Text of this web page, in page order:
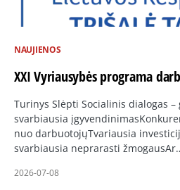
NAUJIENOS
XXI Vyriausybės programa
Turinys Slėpti Socialinis dialogas
svarbiausia
nuo darbuotojųTvariausia
svarbiausia neprarasti
2026-07-08